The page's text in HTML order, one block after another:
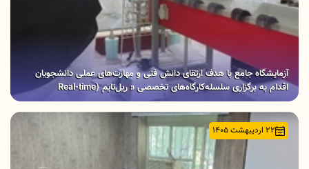
آزمایشگاه جامع با هدف ارتقای دانش فنی و مهارت‌های عملی دانشجویان
اقدام به برگزاری سلسله‌کارگاه‌های تخصصی « ریل‌تایم (Real-time
Systems)» نمود.
22 اردیبهشت 1405